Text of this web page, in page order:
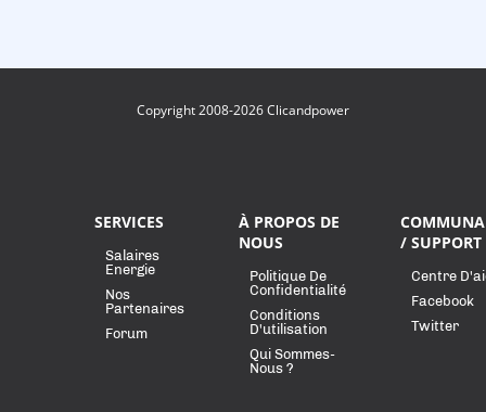
Copyright 2008-2026 Clicandpower
SERVICES
Salaires
Energie
Nos
Partenaires
Forum
À PROPOS DE
NOUS
Politique De
Confidentialité
Conditions
D'utilisation
Qui Sommes-
Nous ?
/ SUPPORT
Centre
Facebook
Twitter